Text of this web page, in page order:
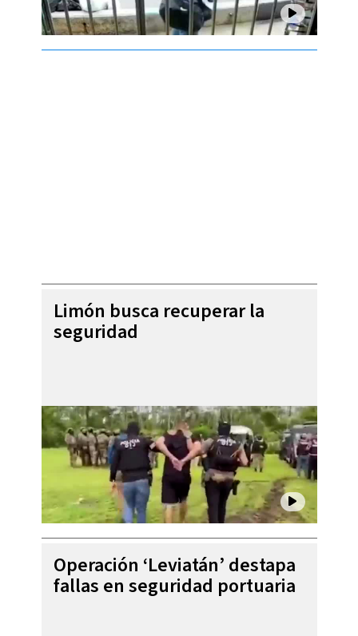
Limón busca recuperar la
seguridad
Operación ‘Leviatán’ destapa
fallas en seguridad portuaria